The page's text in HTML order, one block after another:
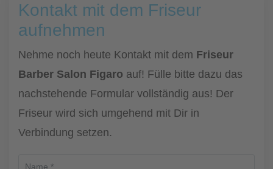
Kontakt mit dem Friseur
aufnehmen
Nehme noch heute Kontakt mit dem Friseur
Barber Salon Figaro auf! Fülle bitte dazu das
nachstehende Formular vollständig aus! Der
Friseur wird sich umgehend mit Dir in
Verbindung setzen.